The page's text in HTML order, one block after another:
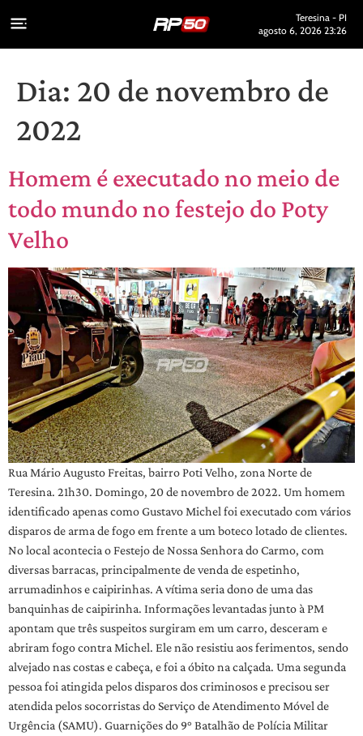
Teresina - PI
agosto 6, 2026 23:26
Dia: 20 de novembro de
2022
Homem é executado no meio de
todo mundo no festejo do Poty
Velho
Rua Mário Augusto Freitas, bairro Poti Velho, zona Norte de
Teresina. 21h30. Domingo, 20 de novembro de 2022. Um homem
identificado apenas como Gustavo Michel foi executado com vários
disparos de arma de fogo em frente a um boteco lotado de clientes.
No local acontecia o Festejo de Nossa Senhora do Carmo, com
diversas barracas, principalmente de venda de espetinho,
arrumadinhos e caipirinhas. A vítima seria dono de uma das
banquinhas de caipirinha. Informações levantadas junto à PM
apontam que três suspeitos surgiram em um carro, desceram e
abriram fogo contra Michel. Ele não resistiu aos ferimentos, sendo
alvejado nas costas e cabeça, e foi a óbito na calçada. Uma segunda
pessoa foi atingida pelos disparos dos criminosos e precisou ser
atendida pelos socorristas do Serviço de Atendimento Móvel de
Urgência (SAMU). Guarnições do 9° Batalhão de Polícia Militar